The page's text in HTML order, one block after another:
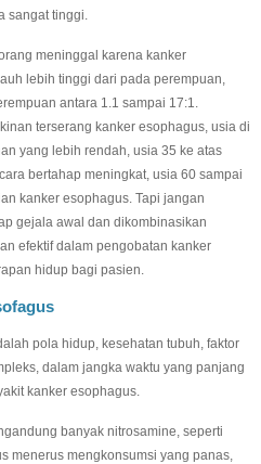
sangat tinggi.
meninggal karena kanker
lebih tinggi dari pada perempuan,
antara 1.1 sampai 17:1.
terserang kanker esophagus, usia di
yang lebih rendah, usia 35 ke atas
bertahap meningkat, usia 60 sampai
kanker esophagus. Tapi jangan
gejala awal dan dikombinasikan
efektif dalam pengobatan kanker
hidup bagi pasien.
pola hidup, kesehatan tubuh, faktor
dalam jangka waktu yang panjang
kanker esophagus.
banyak nitrosamine, seperti
menerus mengkonsumsi yang panas,